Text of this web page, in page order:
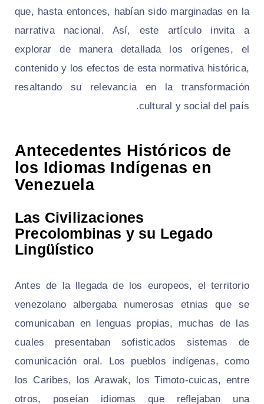
que, hasta entonces, habían sido marginadas en la
narrativa nacional. Así, este artículo invita a
explorar de manera detallada los orígenes, el
contenido y los efectos de esta normativa histórica,
resaltando su relevancia en la transformación
cultural y social del país.
Antecedentes Históricos de
los Idiomas Indígenas en
Venezuela
Las Civilizaciones
Precolombinas y su Legado
Lingüístico
Antes de la llegada de los europeos, el territorio
venezolano albergaba numerosas etnias que se
comunicaban en lenguas propias, muchas de las
cuales presentaban sofisticados sistemas de
comunicación oral. Los pueblos indígenas, como
los Caribes, los Arawak, los Timoto-cuicas, entre
otros, poseían idiomas que reflejaban una